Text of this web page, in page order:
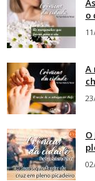
o
A